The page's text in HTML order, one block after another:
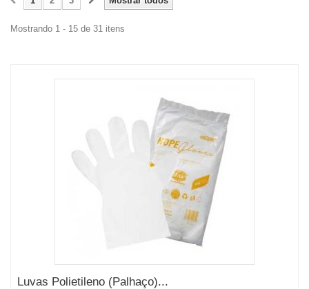
Mostrando 1 - 15 de 31 itens
Luvas Polietileno (Palhaço)...